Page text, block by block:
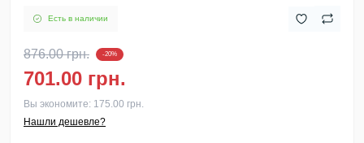
Есть в наличии
876.00 грн. -20%
701.00 грн.
Вы экономите: 175.00 грн.
Нашли дешевле?